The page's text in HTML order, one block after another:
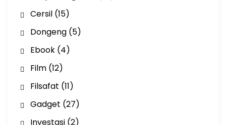
Cersil(15)
Dongeng(5)
Ebook(4)
Film(12)
Filsafat (11)
Gadget (27)
Investasi(2)